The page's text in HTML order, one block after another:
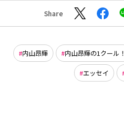
Share
内山昂輝 内山昂輝の1クール！
エッセイ